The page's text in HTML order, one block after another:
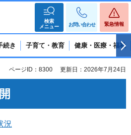
検索
メニュー
お問い合わせ 緊急情報
続き 子育て・教育 健康・医療・福祉
ページID：8300 更新日：2026年7月24日
況